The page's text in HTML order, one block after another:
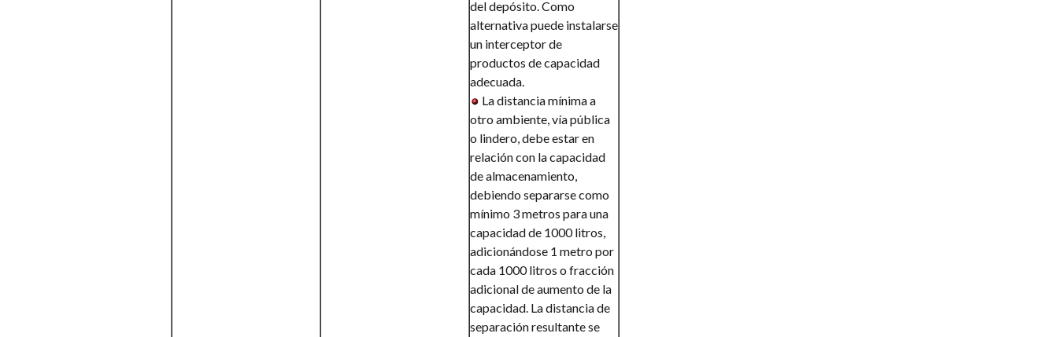
del depósito. Como
alternativa puede instalarse
un interceptor de
productos de capacidad
adecuada.
La distancia mínima a
otro ambiente, vía pública
o lindero, debe estar en
relación con la capacidad
de almacenamiento,
debiendo separarse como
mínimo 3 metros para una
capacidad de 1000 litros,
adicionándose 1 metro por
cada 1000 litros o fracción
adicional de aumento de la
capacidad. La distancia de
separación resultante se